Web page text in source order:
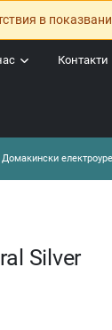
в
Контакти
Домакински
Silver